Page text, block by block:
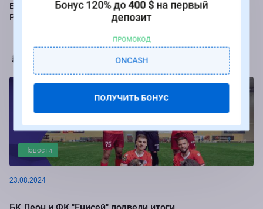
Букмекер Winline подарит бесплатные ставки за пари на игры
Российской Премьер-лиги.
Марья Коробач
Новости
23.08.2024
Бонус 120% до400 $на первый
депозит
ПРОМОКОД
ONCASH
ПОЛУЧИТЬ БОНУС